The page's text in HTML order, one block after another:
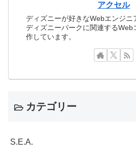
アクセル
ディズニーが好きなWebエンジニ
ディズニーパークに関連するWeb
作しています。
カテゴリー
S.E.A.